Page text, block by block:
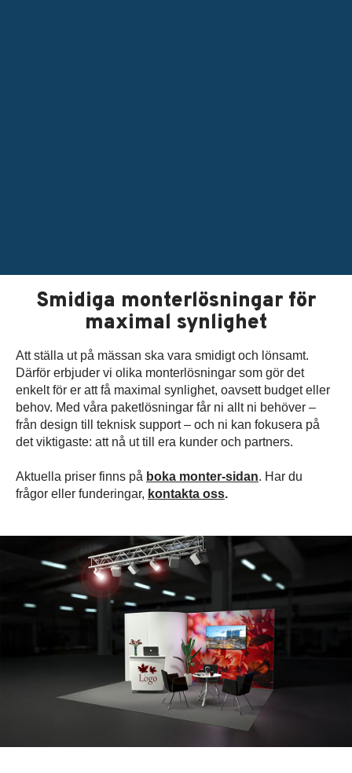
Smidiga monterlösningar för
maximal synlighet
Att ställa ut på mässan ska vara smidigt och lönsamt.
Därför erbjuder vi olika monterlösningar som gör det
enkelt för er att få maximal synlighet, oavsett budget eller
behov. Med våra paketlösningar får ni allt ni behöver –
från design till teknisk support – och ni kan fokusera på
det viktigaste: att nå ut till era kunder och partners.
Aktuella priser finns på boka monter-sidan. Har du
frågor eller funderingar, kontakta oss.